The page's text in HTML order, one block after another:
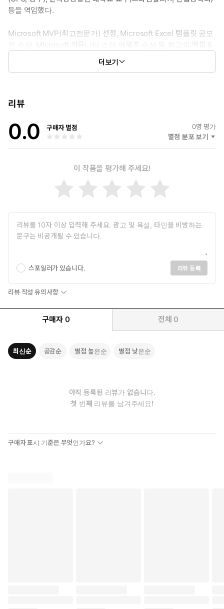
모바일 업무 환경까지 완벽 가이드입니다. 비즈니스 메일, 프로젝트
기획서, 데이터 시각화는 물론 스마트폰을 활용한 실시간 통번역과
해법을 담았습니다. 특히, 오랜 기간 동안 ‘아이엑셀러 닷컴’과 유튜
브 ‘엑셀러TV’를 운영하며 수많은 직장인들과 소통해 온 실무 노하
우를 바탕으로, AI가 도출한 결과를 엑셀 데이터로 가공하고 업무에
곧바로 적용하는 현실적인 해법을 담았습니다.
등을 역임했다.
Microsoft MVP(최고전문가) 선정, Microsoft Excel 템플릿 공모
전 수상, Microsoft 커뮤니티 스타 어워즈 수상 등 최고의 엑셀 &
VBA 전문 가로 인정받고 있다.
우를 쉽고 재미있게 전달해 주기로 유명하다.
『코파일럿+엑셀 업무자동화 정석』, 『챗GPT+엑셀 업무자동화
정석』, 『엑셀의 정 석』, 『엑셀 VBA 파워 코딩의 정석』 등 10
여 권 의 책을 집필하였고, 컴퓨터 매거진 <월간 PC 사랑>을 비롯
홈페이지 : www.iExceller.com (아이엑셀러 닷컴)
유튜브 : @excellerTV (엑셀러TV)
더보기
리뷰
0.0 구매자 별점 0명 평가
별점 분포 보기
이 작품을 평가해 주세요!
스포일러가 있습니다. 리뷰 등록
리뷰 작성 유의사항
구매자 0 전체 0
최신순 공감순 별점 높은순 별점 낮은순
아직 등록된 리뷰가 없습니다.
첫 번째 리뷰를 남겨주세요!
구매자 표시 기준은 무엇인가요?